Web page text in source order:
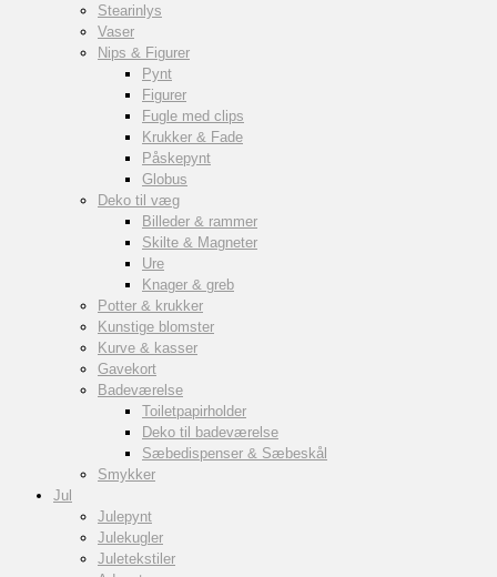
Stearinlys
Vaser
Nips & Figurer
Pynt
Figurer
Fugle med clips
Krukker & Fade
Påskepynt
Globus
Deko til væg
Billeder & rammer
Skilte & Magneter
Ure
Knager & greb
Potter & krukker
Kunstige blomster
Kurve & kasser
Gavekort
Badeværelse
Toiletpapirholder
Deko til badeværelse
Sæbedispenser & Sæbeskål
Smykker
Jul
Julepynt
Julekugler
Juletekstiler